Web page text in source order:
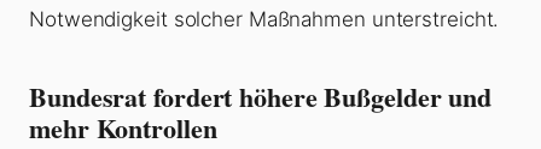
Notwendigkeit solcher Maßnahmen unterstreicht.
Bundesrat fordert höhere Bußgelder und
mehr Kontrollen